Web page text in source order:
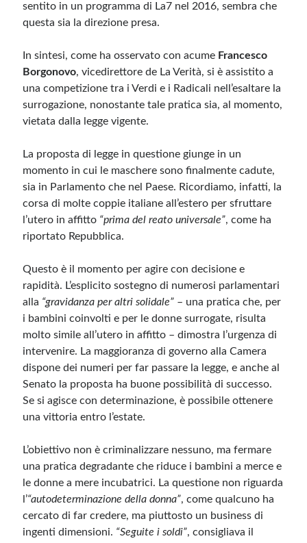
sentito in un programma di La7 nel 2016, sembra che
questa sia la direzione presa.
In sintesi, come ha osservato con acume Francesco
Borgonovo, vicedirettore de La Verità, si è assistito a
una competizione tra i Verdi e i Radicali nell’esaltare la
surrogazione, nonostante tale pratica sia, al momento,
vietata dalla legge vigente.
La proposta di legge in questione giunge in un
momento in cui le maschere sono finalmente cadute,
sia in Parlamento che nel Paese. Ricordiamo, infatti, la
corsa di molte coppie italiane all’estero per sfruttare
l’utero in affitto “prima del reato universale”, come ha
riportato Repubblica.
Questo è il momento per agire con decisione e
rapidità. L’esplicito sostegno di numerosi parlamentari
alla “gravidanza per altri solidale” – una pratica che, per
i bambini coinvolti e per le donne surrogate, risulta
molto simile all’utero in affitto – dimostra l’urgenza di
intervenire. La maggioranza di governo alla Camera
dispone dei numeri per far passare la legge, e anche al
Senato la proposta ha buone possibilità di successo.
Se si agisce con determinazione, è possibile ottenere
una vittoria entro l’estate.
L’obiettivo non è criminalizzare nessuno, ma fermare
una pratica degradante che riduce i bambini a merce e
le donne a mere incubatrici. La questione non riguarda
l’“autodeterminazione della donna”, come qualcuno ha
cercato di far credere, ma piuttosto un business di
ingenti dimensioni. “Seguite i soldi”, consigliava il